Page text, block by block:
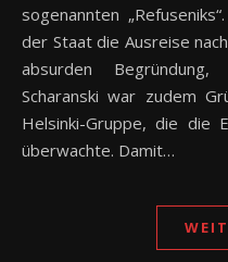
sogenannten
der Staat die Ausreise
absurden
Scharanski war zudem
Helsinki-Gruppe, die die
überwachte. Damit…